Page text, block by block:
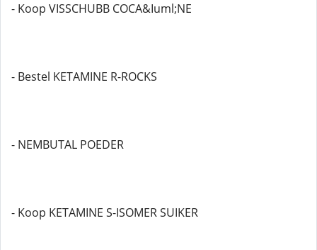
- Koop VISSCHUBB COCA&Iuml;NE
- Bestel KETAMINE R-ROCKS
- NEMBUTAL POEDER
- Koop KETAMINE S-ISOMER SUIKER